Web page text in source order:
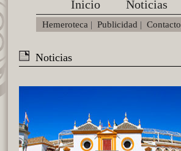
Inicio Noticias
Hemeroteca | Publicidad | Contacto
Noticias